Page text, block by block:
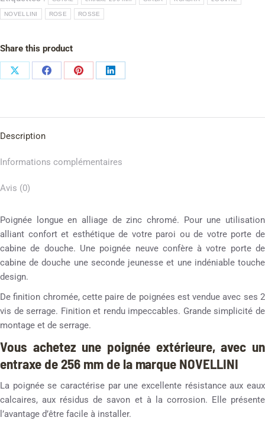
NOVELLINI ROSE ROSSE
Share this product
Description
Informations complémentaires
Avis (0)
Poignée longue en alliage de zinc chromé. Pour une utilisation
alliant confort et esthétique de votre paroi ou de votre porte de
cabine de douche. Une poignée neuve confère à votre porte de
cabine de douche une seconde jeunesse et une indéniable touche
design.
De finition chromée, cette paire de poignées est vendue avec ses 2
vis de serrage. Finition et rendu impeccables. Grande simplicité de
montage et de serrage.
Vous achetez une poignée extérieure, avec un
entraxe de 256 mm de la marque NOVELLINI
La poignée se caractérise par une excellente résistance aux eaux
calcaires, aux résidus de savon et à la corrosion. Elle présente
l’avantage d’être facile à installer.